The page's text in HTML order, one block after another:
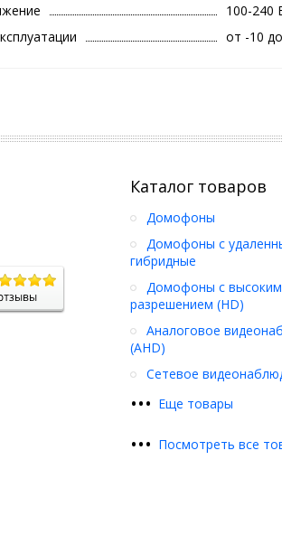
100-240
от -10
Каталог товаров
••• Еще товары
Домофоны
Домофоны с
гибридные
Домофоны с высоким
разрешением (HD)
Аналоговое
(AHD)
Сетевое
••• Посмотреть все